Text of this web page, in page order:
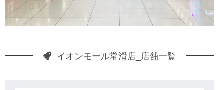
イオンモール常滑店_店舗一覧